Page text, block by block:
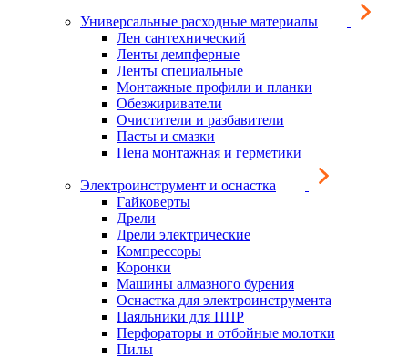
Универсальные расходные материалы
Лен сантехнический
Ленты демпферные
Ленты специальные
Монтажные профили и планки
Обезжириватели
Очистители и разбавители
Пасты и смазки
Пена монтажная и герметики
Электроинструмент и оснастка
Гайковерты
Дрели
Дрели электрические
Компрессоры
Коронки
Машины алмазного бурения
Оснастка для электроинструмента
Паяльники для ППР
Перфораторы и отбойные молотки
Пилы